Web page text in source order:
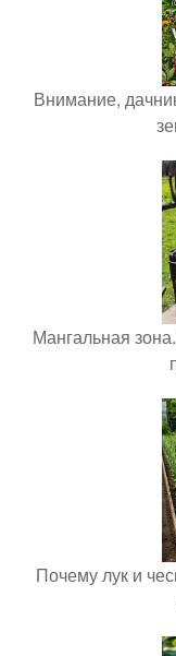
Внимание,
Мангальная
Почему лук и